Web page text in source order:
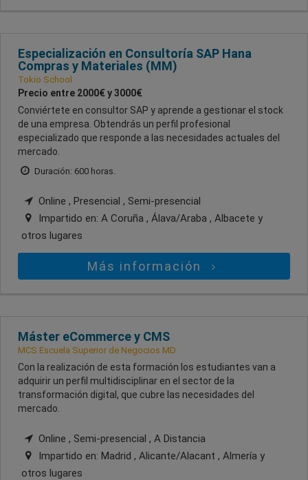
Especialización en Consultoría SAP Hana
Compras y Materiales (MM)
Tokio School
Precio entre 2000€ y 3000€
Conviértete en consultor SAP y aprende a gestionar el stock
de una empresa. Obtendrás un perfil profesional
especializado que responde a las necesidades actuales del
mercado.
Duración: 600 horas.
Online , Presencial , Semi-presencial
Impartido en: A Coruña , Álava/Araba , Albacete y
otros lugares
Más información
Máster eCommerce y CMS
MCS Escuela Superior de Negocios MD
Con la realización de esta formación los estudiantes van a
adquirir un perfil multidisciplinar en el sector de la
transformación digital, que cubre las necesidades del
mercado.
Online , Semi-presencial , A Distancia
Impartido en: Madrid , Alicante/Alacant , Almería y
otros lugares